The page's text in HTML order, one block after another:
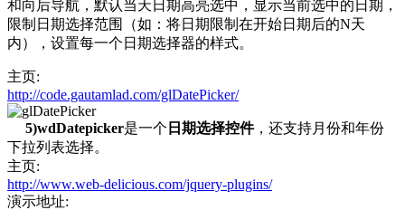
和向后导航，默认当天日期高亮选中，显示当前选中的日期，
限制日期选择范围（如：将日期限制在开始日期后的N天
内），设置每一个日期选择器的样式。
主页:
http://code.gautamlad.com/glDatePicker/
5)wdDatepicker是一个 日期选择控件，还支持月份和年份
下拉列表选择。
主页:
http://www.web-delicious.com/jquery-plugins/
演示地址: